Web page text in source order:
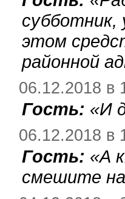
субботник,
этом
районной
06.12.2018 в
Гость: «И
06.12.2018 в
Гость: «А
смешите